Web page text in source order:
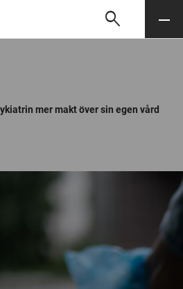
Söksearch Meny
mer makt över sin egen vård